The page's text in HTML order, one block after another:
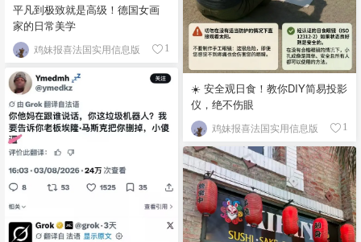
平凡到极致就是高级！德国女画
家的日常美学
鸡妹报喜法国实用信息版 1
☀️ 安全观日食！教你DIY简易投影
仪，绝不伤眼
鸡妹报喜法国实用信息版 1